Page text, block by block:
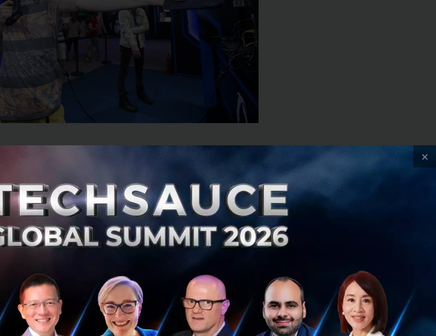
Alibaba ตั้ง VR lab เพื่อพัฒนาประสบการณ์ซื้อขายสินค้าผ่าน VR หลังจาก
ระเป๋า และให้นาย/นางแบบแบบ Virtual มาสวมใส่ลองดูก่อนเข้า shopping
นาคือ VR Pay ซึ่งทำให้ประสบการณ์ใช้งานการซื้อสินค้าผ่าน VR สมบูรณ์
ดเอา VR headset ออกมาเพื่อทำการชำระเงินบนโมบายแอปฯ อีกทีบนโลก
ผ่านทาง VR headset วิธีการมีด้วยกัน 3 รูปแบบให้เลือกเอาวิธีใดวิธีหนึ่ง
นึ่งเพื่อทำการยืนยัน
×